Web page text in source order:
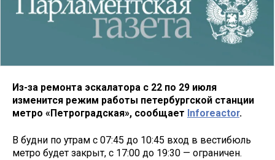
Из-за ремонта эскалатора с 22 по 29 июля
изменится режим работы петербургской станции
метро «Петроградская», сообщает Inforeactor.
В будни по утрам с 07:45 до 10:45 вход в вестибюль
метро будет закрыт, с 17:00 до 19:30 — ограничен.